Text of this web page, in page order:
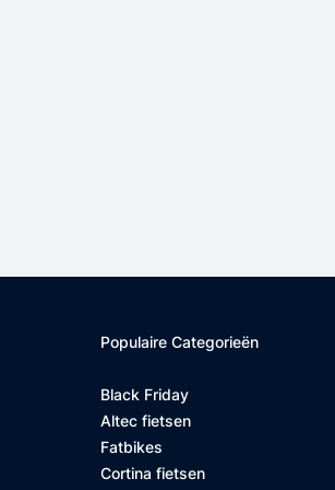
Populaire Categorieën
Black Friday
Altec fietsen
Fatbikes
Cortina fietsen